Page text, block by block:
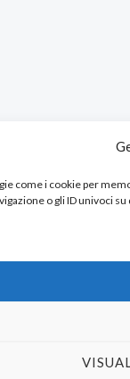
come i cookie per
o gli ID univoci